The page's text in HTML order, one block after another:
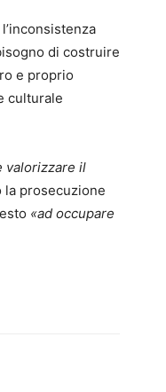
di costruire
e proprio
culturale
valorizzare il
la prosecuzione
«ad occupare